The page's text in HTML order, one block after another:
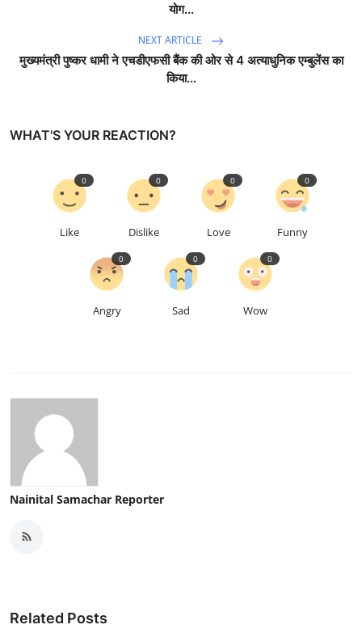
योग...
NEXT ARTICLE
मुख्यमंत्री पुष्कर धामी ने एचडीएफसी बैंक की ओर से 4 अत्याधुनिक एम्बुलेंस का
किया...
WHAT'S YOUR REACTION?
Like
0
Dislike
0
Love
0
Funny
0
Angry
0
Sad
0
Wow
0
Nainital Samachar Reporter
Related Posts